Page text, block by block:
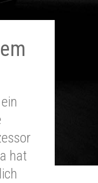
hat